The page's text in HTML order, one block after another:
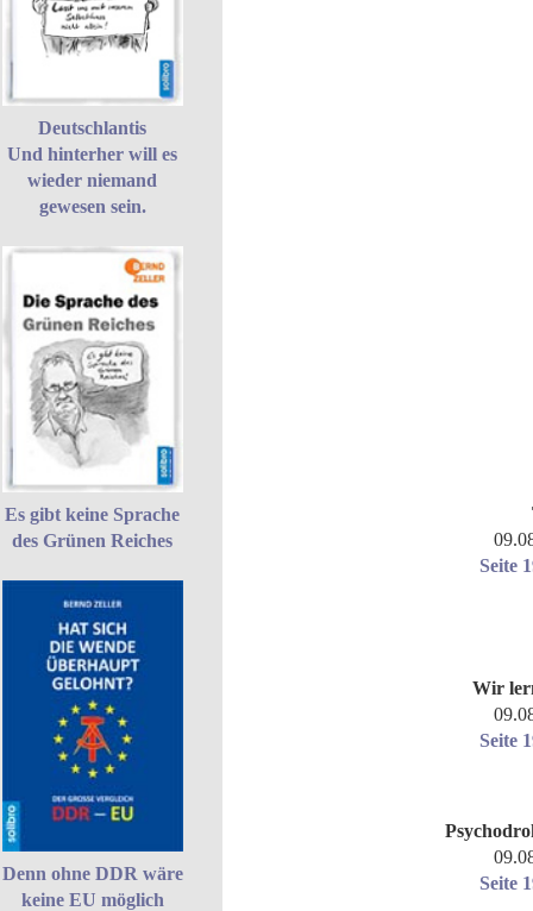
Deutschlantis
Und hinterher will es
wieder niemand
gewesen sein.
Es gibt keine Sprache
des Grünen Reiches
Denn ohne DDR wäre
keine EU möglich
Seite
Wir
Seite
Seite